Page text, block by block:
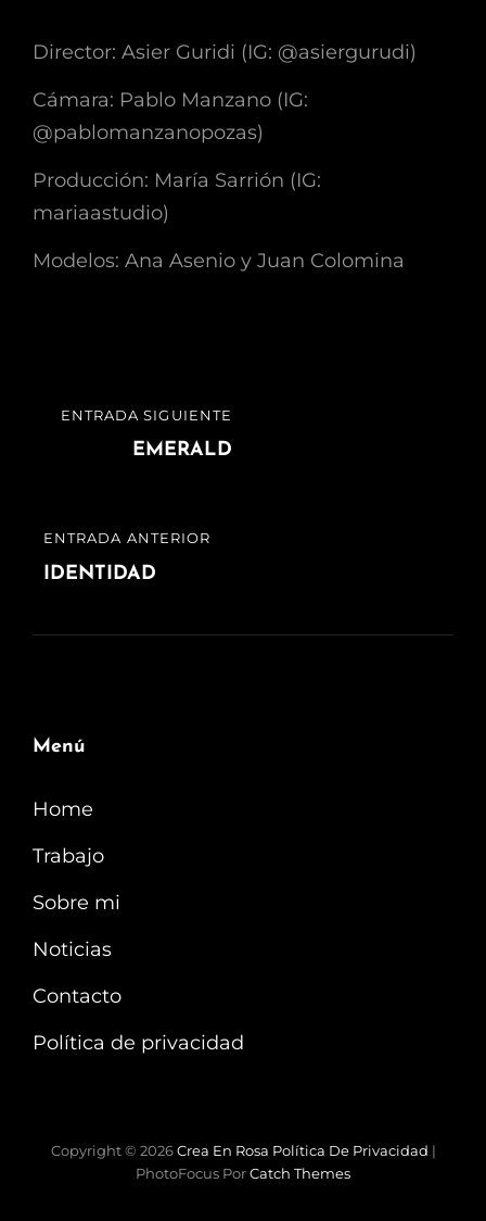
Director: Asier Guridi (IG: @asiergurudi)
Cámara: Pablo Manzano (IG:
@pablomanzanopozas)
Producción: María Sarrión (IG:
mariaastudio)
Modelos: Ana Asenio y Juan Colomina
Navegación
ENTRADA
ANTERIOR
ENTRADA ANTERIOR
IDENTIDAD
ENTRADA
SIGUIENTE
ENTRADA SIGUIENTE
EMERALD
Menú
Home
Trabajo
Sobre mi
Noticias
Contacto
Política de privacidad
Copyright © 2026Crea En Rosa Política De Privacidad |
PhotoFocus PorCatch Themes